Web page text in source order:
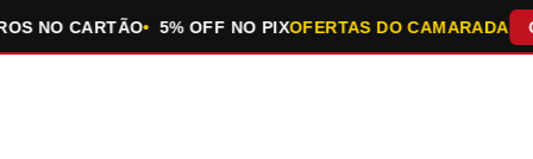
CARTÃO 5% OFF NO PIXOFERTAS DO CAMARADA